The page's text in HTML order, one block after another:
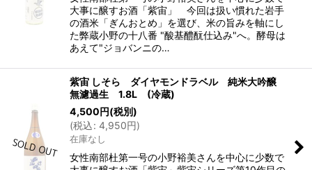
大事に醸すお酒「紫宙」 今回は扱い慣れた岩手
の酒米「ぎんおとめ」を選び、米の旨みを軸にし
た弊蔵小野の十八番 "酸基醴酛仕込み"へ。酵母は
あえて"ジョバンニの…
紫宙 しそら ダイヤモンドラベル 純米大吟醸
無濾過生 1.8L (冷蔵)
4,500円(税別)
(税込: 4,950円)
在庫なし
女性南部杜第一号の小野裕美さんを中心に少数で